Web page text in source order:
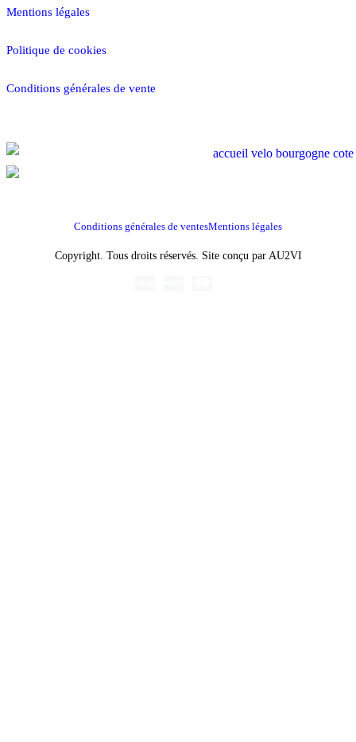
Mentions légales
Politique de cookies
Conditions générales de vente
Conditions générales de ventesMentions légales
Copyright. Tous droits réservés. Site conçu par AU2VI